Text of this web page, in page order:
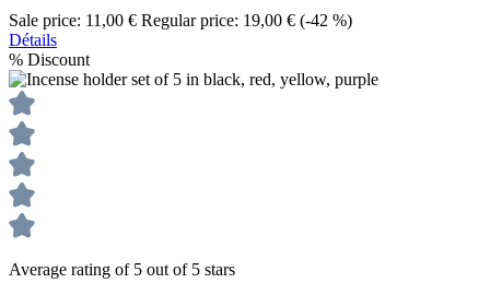
Sale price: 11,00 € Regular price: 19,00 € (-42 %)
Détails
% Discount
Average rating of 5 out of 5 stars